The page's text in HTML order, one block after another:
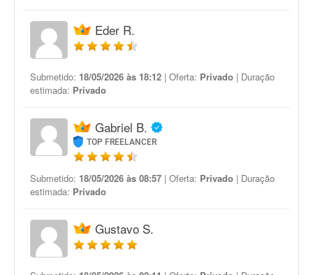
Eder R.
Submetido: 18/05/2026 às 18:12 | Oferta: Privado | Duração
estimada: Privado
Gabriel B.
TOP FREELANCER
Submetido: 18/05/2026 às 08:57 | Oferta: Privado | Duração
estimada: Privado
Gustavo S.